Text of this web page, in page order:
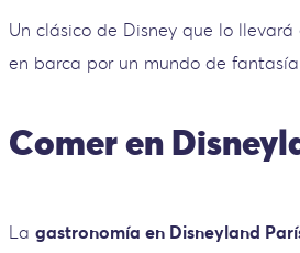
Un clásico de Disney que lo
en barca por un mundo de
Comer en
La gastronomía en Disneyland